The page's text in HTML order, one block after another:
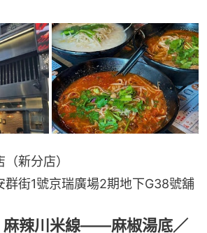
新分店）
群街1號京瑞廣場2期地下G38號舖
麻辣川米線——麻椒湯底／